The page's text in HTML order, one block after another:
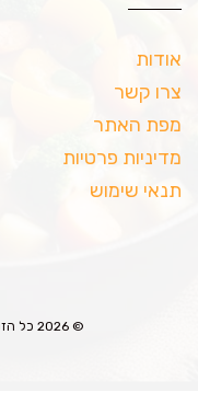
אודות
צרו קשר
מפת האתר
מדיניות פרטיות
תנאי שימוש
© 2026 כל הזכויות שמורות לטעמים מבית אמא